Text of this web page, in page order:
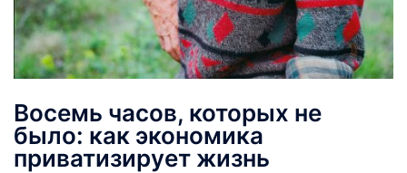
Восемь часов, которых не
было: как экономика
приватизирует жизнь